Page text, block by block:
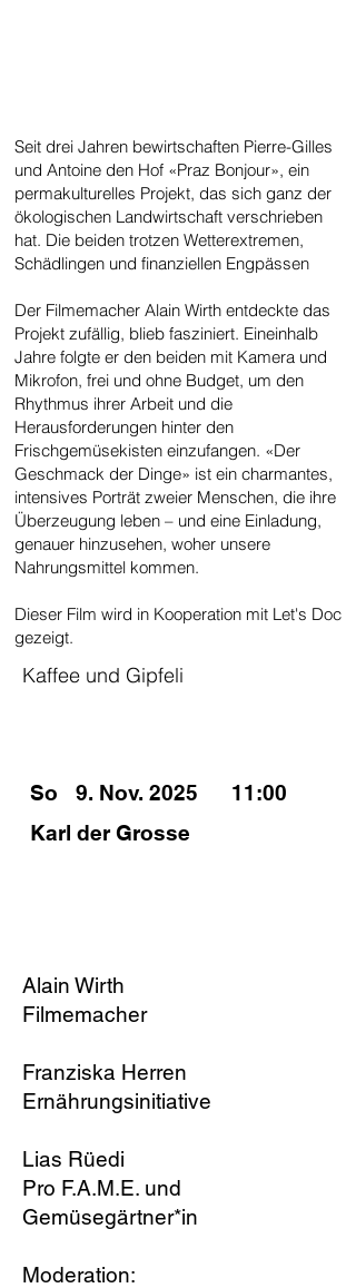
Seit drei Jahren bewirtschaften Pierre-Gilles
und Antoine den Hof «Praz Bonjour», ein
permakulturelles Projekt, das sich ganz der
ökologischen Landwirtschaft verschrieben
hat. Die beiden trotzen Wetterextremen,
Schädlingen und finanziellen Engpässen
Der Filmemacher Alain Wirth entdeckte das
Projekt zufällig, blieb fasziniert. Eineinhalb
Jahre folgte er den beiden mit Kamera und
Mikrofon, frei und ohne Budget, um den
Rhythmus ihrer Arbeit und die
Herausforderungen hinter den
Frischgemüsekisten einzufangen. «Der
Geschmack der Dinge» ist ein charmantes,
intensives Porträt zweier Menschen, die ihre
Überzeugung leben – und eine Einladung,
genauer hinzusehen, woher unsere
Nahrungsmittel kommen.
Dieser Film wird in Kooperation mit Let's Doc
gezeigt.
Kaffee und Gipfeli
9. Nov. 2025
11:00
Karl der Grosse
So
Alain Wirth
Filmemacher
Franziska Herren
Ernährungsinitiative
Lias Rüedi
Pro F.A.M.E. und
Gemüsegärtner*in
Moderation: